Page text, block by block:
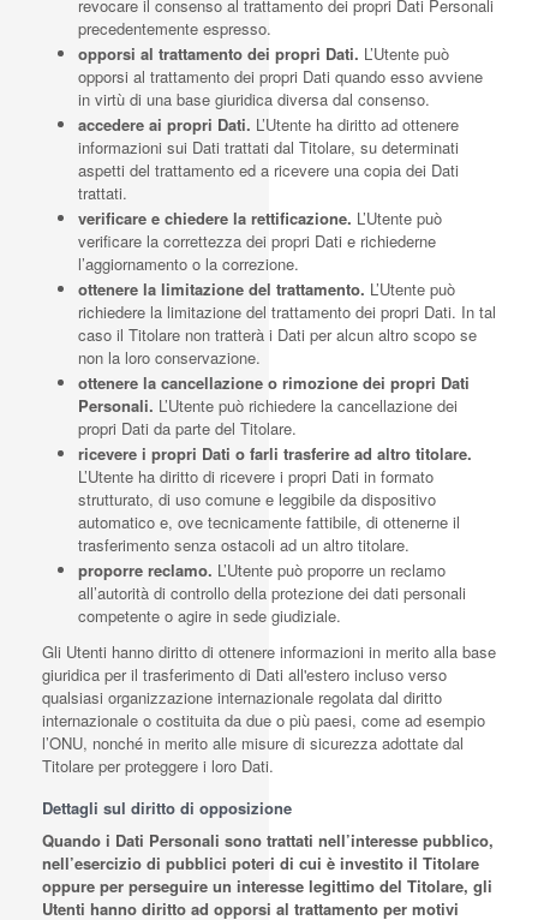
revocare il consenso al trattamento dei propri Dati Personali
precedentemente espresso.
opporsi al trattamento dei propri Dati. L’Utente può
opporsi al trattamento dei propri Dati quando esso avviene
in virtù di una base giuridica diversa dal consenso.
accedere ai propri Dati. L’Utente ha diritto ad ottenere
informazioni sui Dati trattati dal Titolare, su determinati
aspetti del trattamento ed a ricevere una copia dei Dati
trattati.
verificare e chiedere la rettificazione. L’Utente può
verificare la correttezza dei propri Dati e richiederne
l’aggiornamento o la correzione.
ottenere la limitazione del trattamento. L’Utente può
richiedere la limitazione del trattamento dei propri Dati. In tal
caso il Titolare non tratterà i Dati per alcun altro scopo se
non la loro conservazione.
ottenere la cancellazione o rimozione dei propri Dati
Personali. L’Utente può richiedere la cancellazione dei
propri Dati da parte del Titolare.
ricevere i propri Dati o farli trasferire ad altro titolare.
L’Utente ha diritto di ricevere i propri Dati in formato
strutturato, di uso comune e leggibile da dispositivo
automatico e, ove tecnicamente fattibile, di ottenerne il
trasferimento senza ostacoli ad un altro titolare.
proporre reclamo. L’Utente può proporre un reclamo
all’autorità di controllo della protezione dei dati personali
competente o agire in sede giudiziale.
Gli Utenti hanno diritto di ottenere informazioni in merito alla base
giuridica per il trasferimento di Dati all'estero incluso verso
qualsiasi organizzazione internazionale regolata dal diritto
internazionale o costituita da due o più paesi, come ad esempio
l’ONU, nonché in merito alle misure di sicurezza adottate dal
Titolare per proteggere i loro Dati.
Dettagli sul diritto di opposizione
Quando i Dati Personali sono trattati nell’interesse pubblico,
nell’esercizio di pubblici poteri di cui è investito il Titolare
oppure per perseguire un interesse legittimo del Titolare, gli
Utenti hanno diritto ad opporsi al trattamento per motivi